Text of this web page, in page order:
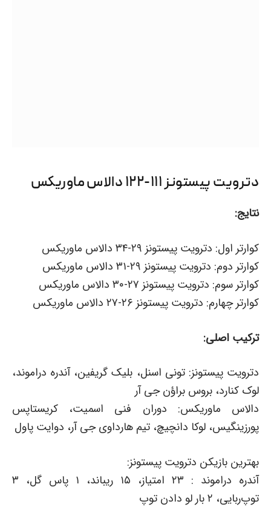
دترویت پیستونز ۱۱۱-۱۲۲ دالاس ماوریکس
نتایج:
کوارتر اول: دترویت پیستونز ۲۹-۳۴ دالاس ماوریکس
کوارتر دوم: دترویت پیستونز ۲۹-۳۱ دالاس ماوریکس
کوارتر سوم: دترویت پیستونز ۲۷-۳۰ دالاس ماوریکس
کوارتر چهارم: دترویت پیستونز ۲۶-۲۷ دالاس ماوریکس
ترکیب اصلی:
دترویت پیستونز: تونی اسنل، بلیک گریفین، آندره دراموند،
لوک کنارد، بروس براؤن جی آر
دالاس ماوریکس: دوران فنی اسمیت، کریستاپس
پورزینگیس، لوکا دانچیچ، تیم هارداوی جی آر، دوایت پاول
بهترین بازیکن دترویت پیستونز:
آندره دراموند : ۲۳ امتیاز، ۱۵ ریباند، ۱ پاس گل، ۳
توپ‌ربایی، ۲ بار لو دادن توپ